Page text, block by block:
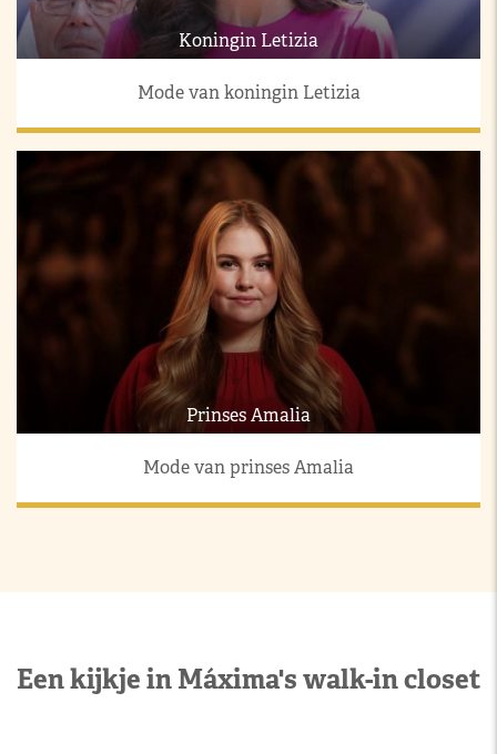
Koningin Letizia
Mode van koningin Letizia
Prinses Amalia
Mode van prinses Amalia
Een kijkje in Máxima's walk-in closet